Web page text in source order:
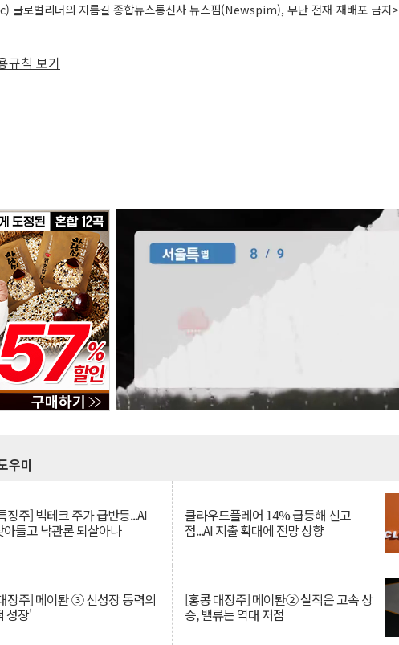
글로벌리더의 지름길 종합뉴스통신사 뉴스핌(Newspim), 무단 전재-재배포 금지>
규칙 보기
우미
징주] 빅테크 주가 급반등...AI
아들고 낙관론 되살아나
클라우드플레어 14% 급등해 신고
점...AI 지출 확대에 전망 상향
장주] 메이퇀 ③ 신성장 동력의
성장'
[홍콩 대장주] 메이퇀② 실적은 고속 상
승, 밸류는 역대 저점